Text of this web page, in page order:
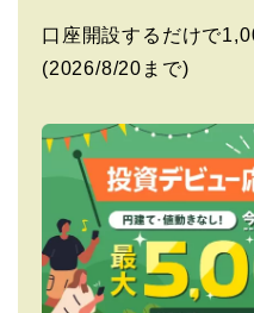
口座開設するだけで
(2026/8/20まで)